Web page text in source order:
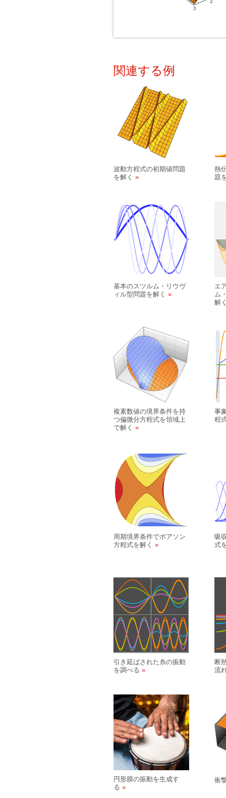
関連する例
波動方程式の初期値問題
を解く
熱
題
基本のスツルム・リウヴ
ィル型問題を解く
エ
ム
解
複素数値の境界条件を持
つ偏微分方程式を領域上
で解く
事
程
周期境界条件でポアソン
方程式を解く
吸
式
引き延ばされた糸の振動
を調べる
断
流
円形膜の振動を生成す
る
衝